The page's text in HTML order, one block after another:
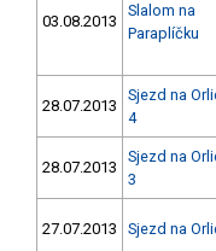
03.08.2013
Slalom na
Paraplíčku
28.07.2013
Sjezd na
4
28.07.2013
Sjezd na
3
27.07.2013 Sjezd na